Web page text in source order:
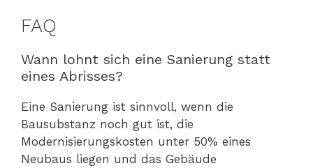
FAQ
Wann lohnt sich eine Sanierung statt
eines Abrisses?
Eine Sanierung ist sinnvoll, wenn die
Bausubstanz noch gut ist, die
Modernisierungskosten unter 50% eines
Neubaus liegen und das Gebäude